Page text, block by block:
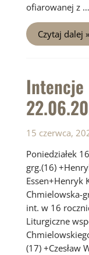
ofiarowanej z …
Intencje
Mszalne
23.06
Czytaj dalej »
Intencje
15 czerwca,
Poniedziałek
grg.(16)
Essen+Henryk
Chmielowska-
int. w 16
Liturgiczne
(17) +Czesław